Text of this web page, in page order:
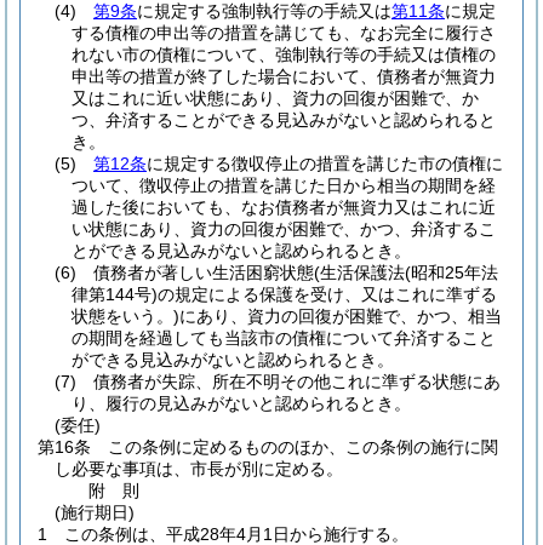
(4)
第9条に規定する強制執行等の手続又は第11条に規定
する債権の申出等の措置を講じても、なお完全に履行さ
れない市の債権について、強制執行等の手続又は債権の
申出等の措置が終了した場合において、債務者が無資力
又はこれに近い状態にあり、資力の回復が困難で、か
つ、弁済することができる見込みがないと認められると
き。
(5)
第12条に規定する徴収停止の措置を講じた市の債権に
ついて、徴収停止の措置を講じた日から相当の期間を経
過した後においても、なお債務者が無資力又はこれに近
い状態にあり、資力の回復が困難で、かつ、弁済するこ
とができる見込みがないと認められるとき。
(6)
債務者が著しい生活困窮状態(生活保護法(昭和25年法
律第144号)の規定による保護を受け、又はこれに準ずる
状態をいう。)にあり、資力の回復が困難で、かつ、相当
の期間を経過しても当該市の債権について弁済すること
ができる見込みがないと認められるとき。
(7)
債務者が失踪、所在不明その他これに準ずる状態にあ
り、履行の見込みがないと認められるとき。
(委任)
第16条
この条例に定めるもののほか、この条例の施行に関
し必要な事項は、市長が別に定める。
附 則
(施行期日)
1
この条例は、平成28年4月1日から施行する。